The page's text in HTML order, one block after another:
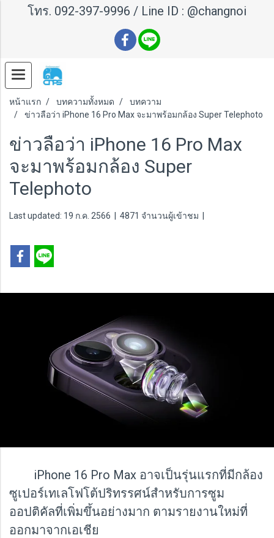
โทร. 092-397-9996 / Line ID : @changnoi
หน้าแรก บทความทั้งหมด
บทความ
ข่าวลือว่า iPhone 16 Pro Max จะมาพร้อมกล้อง Super Telephoto
ข่าวลือว่า iPhone 16 Pro Max
จะมาพร้อมกล้อง Super
Telephoto
Last updated: 19 ก.ค. 2566 4871 จำนวนผู้เข้าชม
iPhone 16 Pro Max อาจเป็นรุ่นแรกที่มีกล้อง
ซูเปอร์เทเลโฟโต้ปริทรรศน์สำหรับการซูม
ออปติคัลที่เพิ่มขึ้นอย่างมาก ตามรายงานใหม่ที่
ออกมาจากเอเชีย